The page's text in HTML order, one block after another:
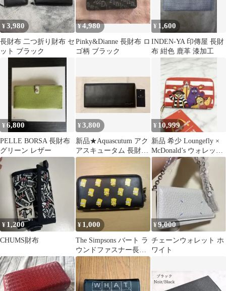
¥3,980
長財布 二つ折り財布 セ
ット ブラック
¥4,980
Pinky&Dianne 長財布 ロ
ゴ柄 ブラック
¥ 1,600
INDEN-YA 印傳屋 長財
布 紺色 鹿革 漆加工
¥6,800
PELLE BORSA 長財布
グリーン レザー
¥3,800
新品★Aquascutum アク
アスキュータム 長財布
ブラウン チェック
¥ 10,999
新品 希少 Loungefly ×
McDonald’s ウォレット
長財布
¥ 1,200
CHUMS財布
¥ 1,000
The Simpsons バート ラ
ウンドファスナー長財
布
¥9,000
チェーンウォレット ホ
ワイト